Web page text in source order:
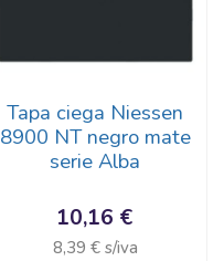
Tapa ciega Niessen
8900 NT negro mate
serie Alba
10,16 €
8,39 € s/iva